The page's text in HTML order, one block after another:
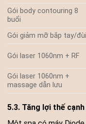
Gói body contouring 8
buổi
Gói giảm mỡ bắp tay/đùi
Gói laser 1060nm + RF
Gói laser 1060nm +
massage dẫn lưu
5.3. Tăng lợi thế